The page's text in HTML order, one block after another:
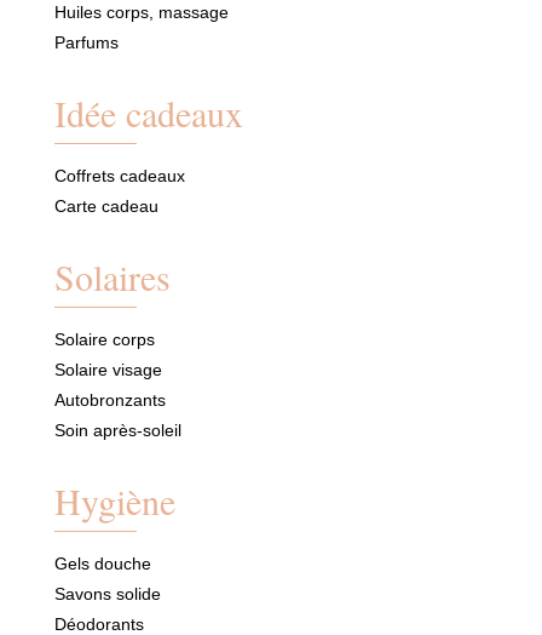
Huiles corps, massage
Parfums
Idée cadeaux
Coffrets cadeaux
Carte cadeau
Solaires
Solaire corps
Solaire visage
Autobronzants
Soin après-soleil
Hygiène
Gels douche
Savons solide
Déodorants